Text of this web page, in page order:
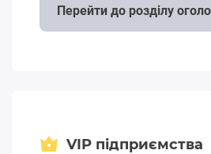
Перейти до розділу
VIP підприємства